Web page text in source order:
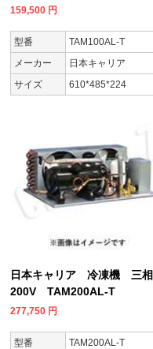
159,500 円
型番
TAM100AL-T
メーカー
日本キャリア
サイズ
610*485*224
日本キャリア 冷凍機 三相
200V TAM200AL-T
277,750 円
型番 TAM200AL-T